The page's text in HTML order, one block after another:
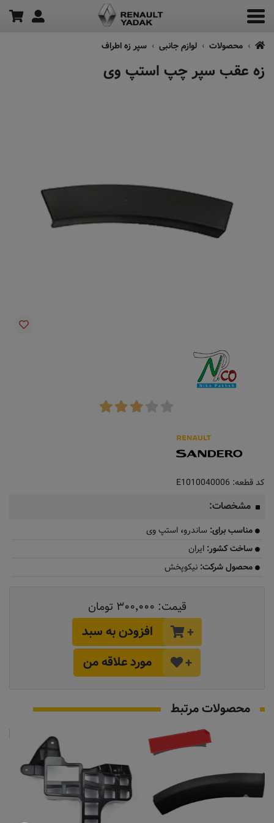
محصولات لوازم جانبی سپر زه اطراف
زه عقب سپر چپ استپ وی
کد قطعه: E1010040006
مشخصات:
مناسب برای: ساندرو، استپ وی
ساخت کشور: ایران
محصول شرکت: نیکوپخش
قیمت: ۳۰۰٬۰۰۰ تومان
+
افزودن به سبد
+
مورد علاقه من
محصولات مرتبط